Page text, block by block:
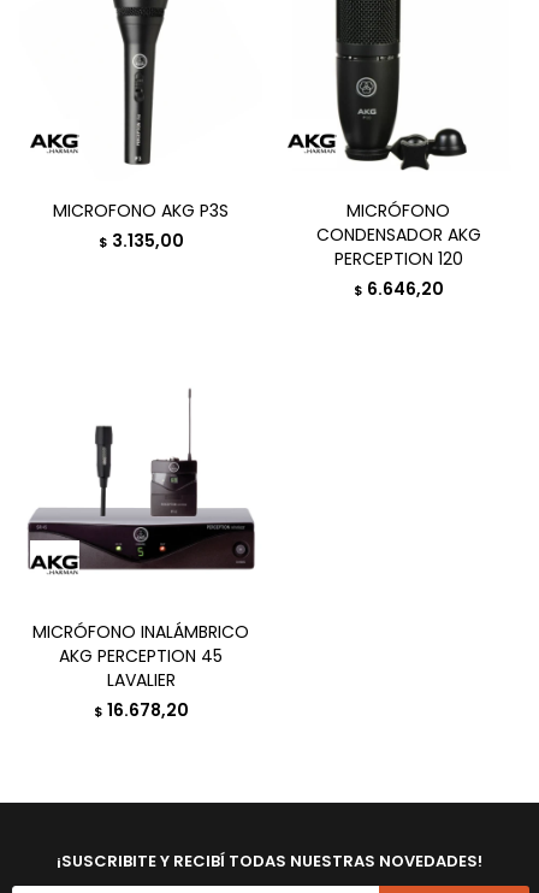
MICROFONO AKG P3S
$ 3.135,00
MICRÓFONO
CONDENSADOR AKG
PERCEPTION 120
$ 6.646,20
MICRÓFONO INALÁMBRICO
AKG PERCEPTION 45
LAVALIER
$ 16.678,20
¡SUSCRIBITE Y RECIBÍ TODAS NUESTRAS NOVEDADES!